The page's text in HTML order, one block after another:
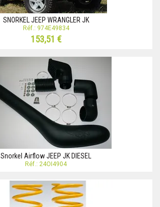
SNORKEL JEEP WRANGLER JK
Réf.: 974E49834
153,51 €
Snorkel Airflow JEEP JK DIESEL
Réf.: 24OI4904